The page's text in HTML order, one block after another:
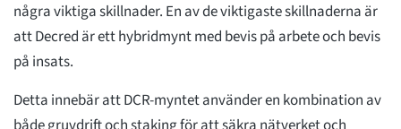
några viktiga skillnader. En av de viktigaste skillnaderna är
att Decred är ett hybridmynt med bevis på arbete och bevis
på insats.
Detta innebär att DCR-myntet använder en kombination av